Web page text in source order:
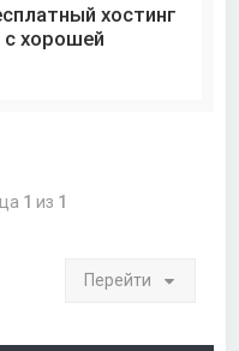
хостинг
с хорошей
1 из 1
Перейти